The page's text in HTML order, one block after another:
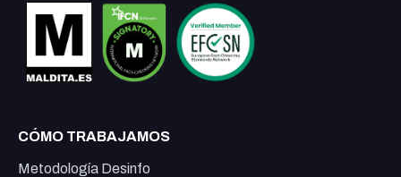
CÓMO TRABAJAMOS
Metodología Desinfo